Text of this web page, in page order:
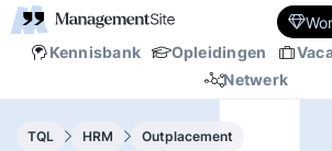
Kennisbank Opleidingen
Netwerk
TQL HRM Outplacement